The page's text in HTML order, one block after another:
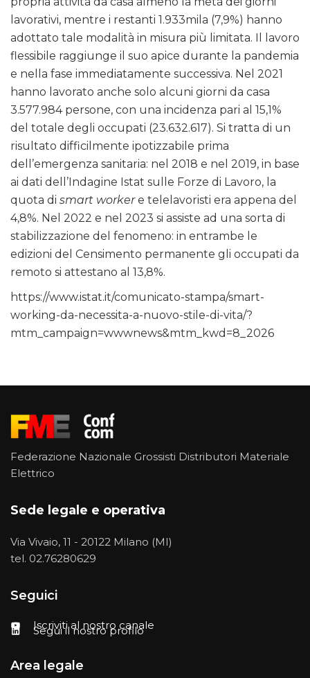
lavorativi, mentre i restanti 1.933mila (7,9%) hanno
adottato tale modalità in misura più limitata. Il lavoro
flessibile raggiunge il suo apice durante la pandemia
e nella fase immediatamente successiva. Nel 2021
hanno lavorato anche solo alcuni giorni da casa
3.577.984 persone, con una incidenza pari al 15,1%
del totale degli occupati (23.632.617). Si tratta di un
risultato difficilmente ipotizzabile prima
dell’emergenza sanitaria: nel 2018 e nel 2019, in base
ai dati dell’Indagine Istat sulle Forze di Lavoro, la
quota di smart workere telelavoristi era appena del
4,8%. Nel 2022 e nel 2023 si assiste ad una sorta di
stabilizzazione del fenomeno: in entrambe le
edizioni del Censimento permanente gli occupati da
remoto si attestano al 13,8%.
https://www.istat.it/comunicato-stampa/smart-
working-da-necessita-a-nuovo-stile-di-vita/?
mtm_campaign=wwwnews&mtm_kwd=8_2026
Federazione Nazionale Grossisti Distributori Materiale
Elettrico
Sede legale e operativa
Via Vivaio, 11 - 20122 Milano (MI)
tel. 02.76280629
Seguici
Iscriviti al nostro canale
Segui il nostro profilo
Area legale